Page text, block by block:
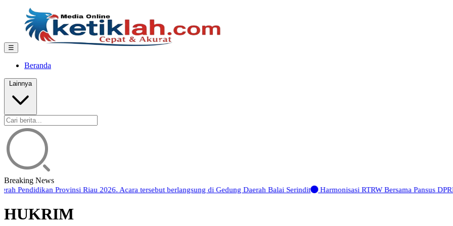
☰
Beranda
Lainnya
Breaking News
Pendidikan Provinsi Riau 2026. Acara tersebut berlangsung di Gedung Daerah Balai Serindit
Harmonisasi RTRW Bersama Pansus
HUKRIM